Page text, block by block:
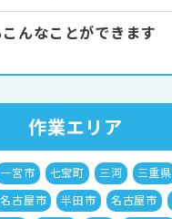
んなことができます
作業エリア
一宮市 七宝町 三河
三重県
古屋市 半田市 名古屋市